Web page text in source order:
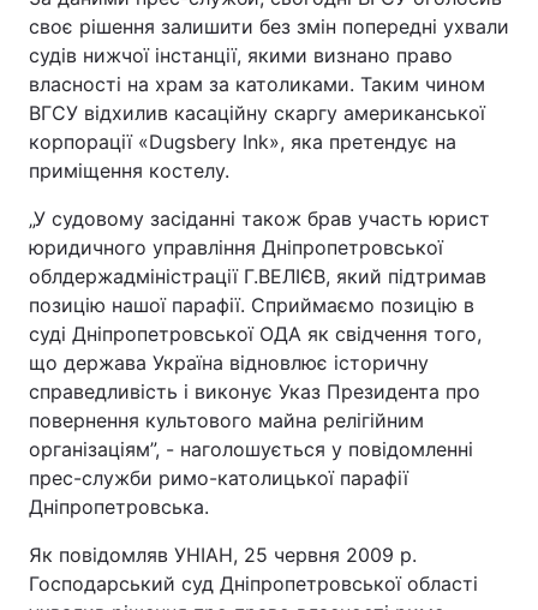
своє рішення залишити без змін попередні ухвали
судів нижчої інстанції, якими визнано право
власності на храм за католиками. Таким чином
ВГСУ відхилив касаційну скаргу американської
корпорації «Dugsbery Іnk», яка претендує на
приміщення костелу.
„У судовому засіданні також брав участь юрист
юридичного управління Дніпропетровської
облдержадміністрації Г.ВЕЛІЄВ, який підтримав
позицію нашої парафії. Сприймаємо позицію в
суді Дніпропетровської ОДА як свідчення того,
що держава Україна відновлює історичну
справедливість і виконує Указ Президента про
повернення культового майна релігійним
організаціям”, - наголошується у повідомленні
прес-служби римо-католицької парафії
Дніпропетровська.
Як повідомляв УНІАН, 25 червня 2009 р.
Господарський суд Дніпропетровської області